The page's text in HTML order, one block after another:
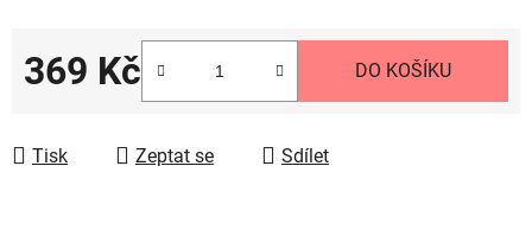
369 Kč DO KOŠÍKU
Tisk Zeptat se Sdílet